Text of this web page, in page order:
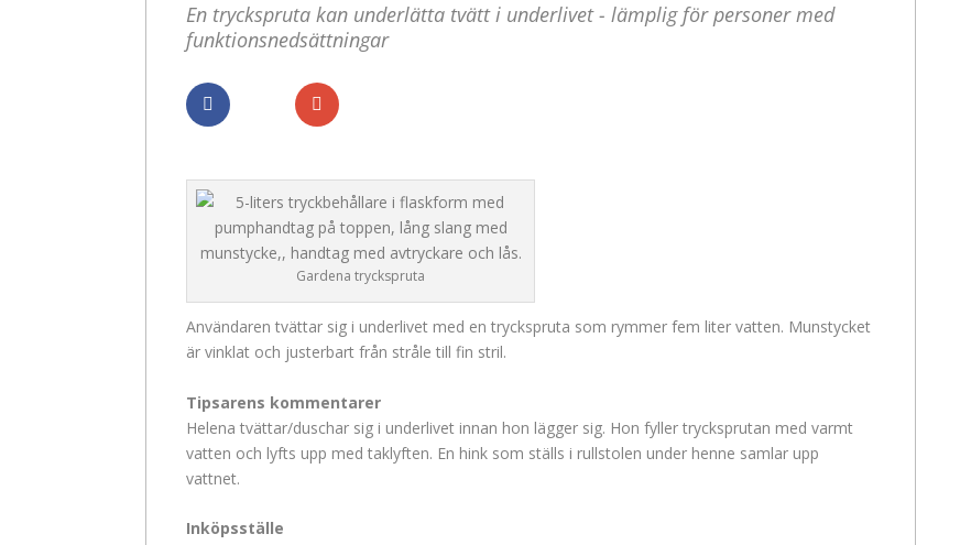
En tryckspruta kan underlätta tvätt i underlivet - lämplig för personer med
funktionsnedsättningar
Gardena tryckspruta
Användaren tvättar sig i underlivet med en tryckspruta som rymmer fem liter vatten. Munstycket
är vinklat och justerbart från stråle till fin stril.
Tipsarens kommentarer
Helena tvättar/duschar sig i underlivet innan hon lägger sig. Hon fyller trycksprutan med varmt
vatten och lyfts upp med taklyften. En hink som ställs i rullstolen under henne samlar upp
vattnet.
Inköpsställe